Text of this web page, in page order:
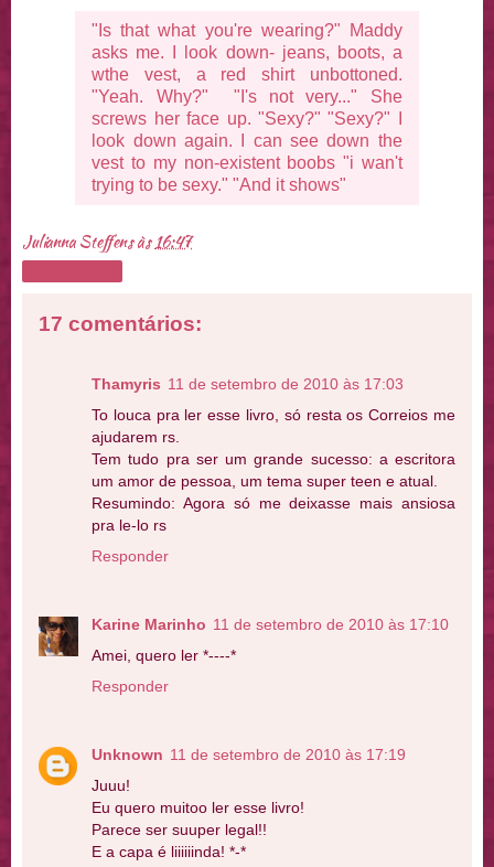
"Is that what you're wearing?" Maddy
asks me. I look down- jeans, boots, a
wthe vest, a red shirt unbottoned.
"Yeah. Why?" "I's not very..." She
screws her face up. "Sexy?" "Sexy?" I
look down again. I can see down the
vest to my non-existent boobs "i wan't
trying to be sexy." "And it shows"
Julianna Steffensàs16:47
17 comentários:
Thamyris 11 de setembro de 2010 às 17:03
To louca pra ler esse livro, só resta os Correios me
ajudarem rs.
Tem tudo pra ser um grande sucesso: a escritora
um amor de pessoa, um tema super teen e atual.
Resumindo: Agora só me deixasse mais ansiosa
pra le-lo rs
Responder
Karine Marinho 11 de setembro de 2010 às 17:10
Amei, quero ler *----*
Responder
Unknown 11 de setembro de 2010 às 17:19
Juuu!
Eu quero muitoo ler esse livro!
Parece ser suuper legal!!
E a capa é liiiiiinda! *-*